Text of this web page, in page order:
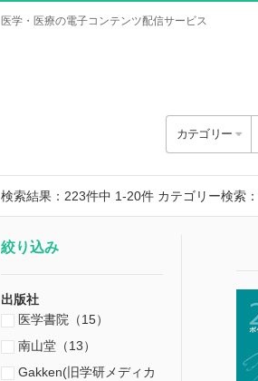
医学・医療の電子コンテンツ配信サービス
カテゴリー
検索結果：223件中 1-20件 カテゴリー検索：
絞り込み
出版社
医学書院（15）
南山堂（13）
Gakken(旧学研メディカ